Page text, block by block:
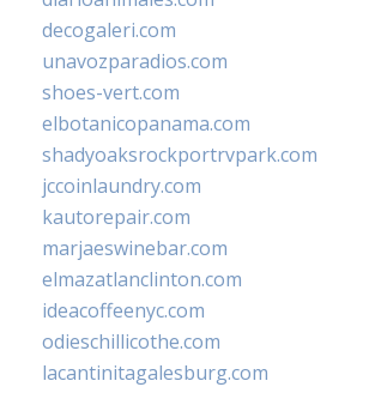
decogaleri.com
unavozparadios.com
shoes-vert.com
elbotanicopanama.com
shadyoaksrockportrvpark.com
jccoinlaundry.com
kautorepair.com
marjaeswinebar.com
elmazatlanclinton.com
ideacoffeenyc.com
odieschillicothe.com
lacantinitagalesburg.com